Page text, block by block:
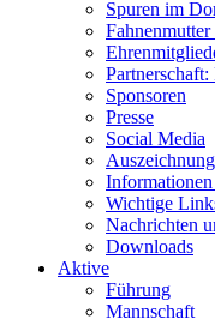
Spuren im
Fahnenmutter
Sponsoren
Presse
Social Media
Wichtige
Nachrichten
Downloads
Aktive
Führung
Mannschaft